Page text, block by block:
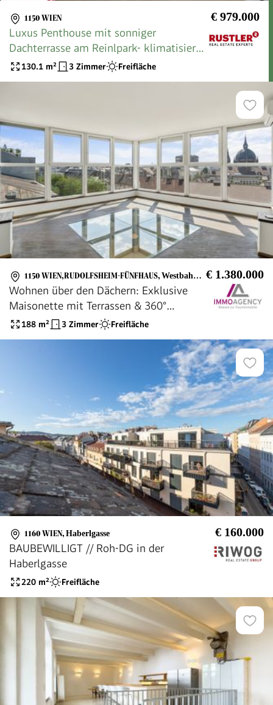
1150 WIEN € 979.000
Luxus Penthouse mit sonniger
Dachterrasse am Reinlpark- klimatisiert |
ERSTBEZUG
130.1 m² 3 Zimmer Freifläche
1150 WIEN,RUDOLFSHEIM-FÜNFHAUS, Westbahnhof € 1.380.000
Wohnen über den Dächern: Exklusive
Maisonette mit Terrassen & 360°
Panoramablick
188 m² 3 Zimmer Freifläche
1160 WIEN, Haberlgasse € 160.000
BAUBEWILLIGT // Roh-DG in der
Haberlgasse
220 m² Freifläche